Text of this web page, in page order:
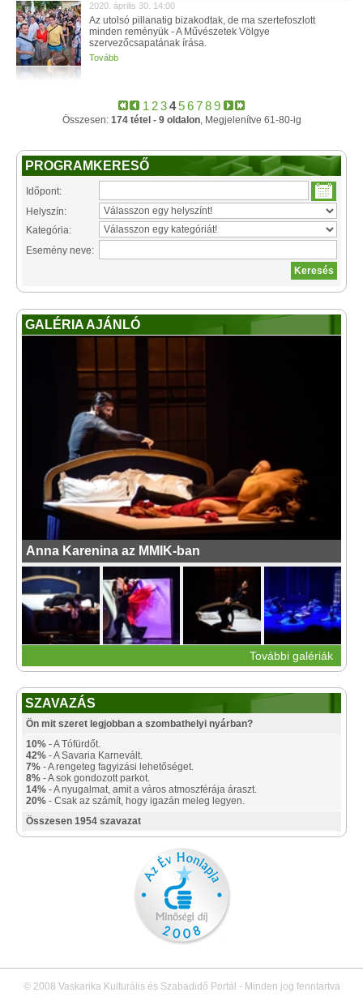
2020. április 30. 14:00
Az utolsó pillanatig bizakodtak, de ma szertefoszlott
minden reményük - A Művészetek Völgye
szervezőcsapatának írása.
Tovább
1 23456789
Összesen: 174 tétel - 9 oldalon, Megjelenítve 61-80-ig
PROGRAMKERESŐ
Időpont:
Helyszín:
Kategória:
Esemény neve:
GALÉRIA AJÁNLÓ
Anna Karenina az MMIK-ban
További galériák
SZAVAZÁS
Ön mit szeret legjobban a szombathelyi nyárban?
10% - A Tófürdőt.
42% - A Savaria Karnevált.
7% - A rengeteg fagyizási lehetőséget.
8% - A sok gondozott parkot.
14% - A nyugalmat, amit a város atmoszférája áraszt.
20% - Csak az számít, hogy igazán meleg legyen.
Összesen 1954 szavazat
© 2008 Vaskarika Kulturális és Szabadidő Portál - Minden jog fenntartva